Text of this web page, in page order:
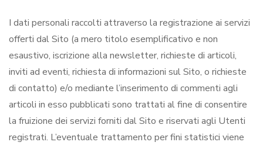
I dati personali raccolti attraverso la registrazione ai servizi
offerti dal Sito (a mero titolo esemplificativo e non
esaustivo, iscrizione alla newsletter, richieste di articoli,
inviti ad eventi, richiesta di informazioni sul Sito, o richieste
di contatto) e/o mediante l’inserimento di commenti agli
articoli in esso pubblicati sono trattati al fine di consentire
la fruizione dei servizi forniti dal Sito e riservati agli Utenti
registrati. L’eventuale trattamento per fini statistici viene